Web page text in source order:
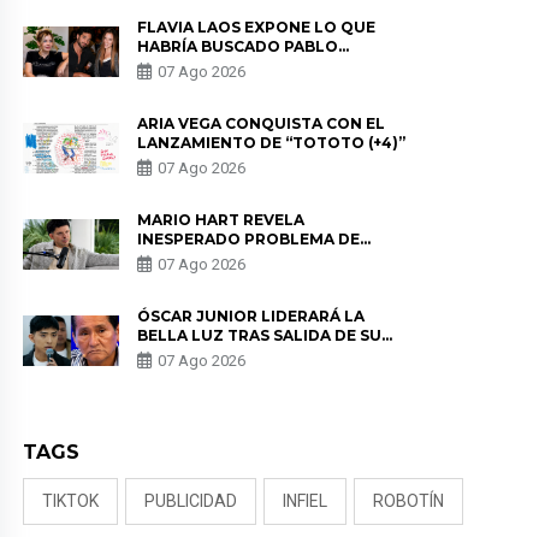
FLAVIA LAOS EXPONE LO QUE
HABRÍA BUSCADO PABLO
HEREDIA CON ALE FULLER: “UNA
DE LAS PARTES QUERÍA EL
07 Ago 2026
ARIA VEGA CONQUISTA CON EL
LANZAMIENTO DE “TOTOTO (+4)”
07 Ago 2026
MARIO HART REVELA
INESPERADO PROBLEMA DE
SALUD ANTES DE SEPARARSE DE
KORINA: “ME ENCONTRARON UN
07 Ago 2026
ÓSCAR JUNIOR LIDERARÁ LA
BELLA LUZ TRAS SALIDA DE SU
PADRE POR POLÉMICA CON
NALDY SALDAÑA
07 Ago 2026
TAGS
TIKTOK PUBLICIDAD INFIEL ROBOTÍN